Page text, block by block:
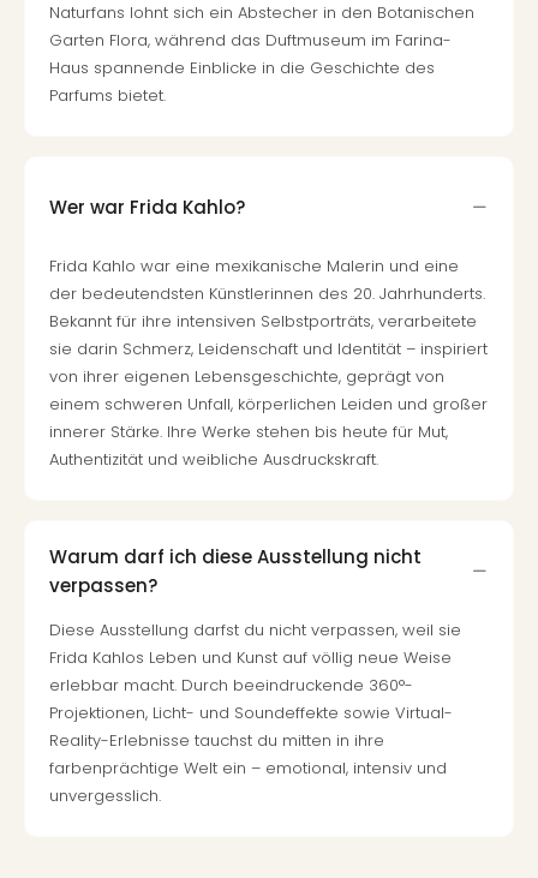
Naturfans lohnt sich ein Abstecher in den Botanischen
Garten Flora, während das Duftmuseum im Farina-
Haus spannende Einblicke in die Geschichte des
Parfums bietet.
Wer war Frida Kahlo?
Frida Kahlo war eine mexikanische Malerin und eine
der bedeutendsten Künstlerinnen des 20. Jahrhunderts.
Bekannt für ihre intensiven Selbstporträts, verarbeitete
sie darin Schmerz, Leidenschaft und Identität – inspiriert
von ihrer eigenen Lebensgeschichte, geprägt von
einem schweren Unfall, körperlichen Leiden und großer
innerer Stärke. Ihre Werke stehen bis heute für Mut,
Authentizität und weibliche Ausdruckskraft.
Warum darf ich diese Ausstellung nicht
verpassen?
Diese Ausstellung darfst du nicht verpassen, weil sie
Frida Kahlos Leben und Kunst auf völlig neue Weise
erlebbar macht. Durch beeindruckende 360°-
Projektionen, Licht- und Soundeffekte sowie Virtual-
Reality-Erlebnisse tauchst du mitten in ihre
farbenprächtige Welt ein – emotional, intensiv und
unvergesslich.